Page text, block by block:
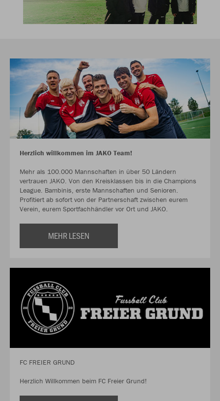
Herzlich willkommen im JAKO Team!
Mehr als 100.000 Mannschaften in über 50 Ländern
vertrauen JAKO. Von den Kreisklassen bis in die Champions
League. Bambinis, erste Mannschaften und Senioren.
Profitiert ab sofort von der Partnerschaft zwischen eurem
Verein, eurem Sportfachhändler vor Ort und JAKO.
MEHR LESEN
FC FREIER GRUND
Herzlich Willkommen beim FC Freier Grund!